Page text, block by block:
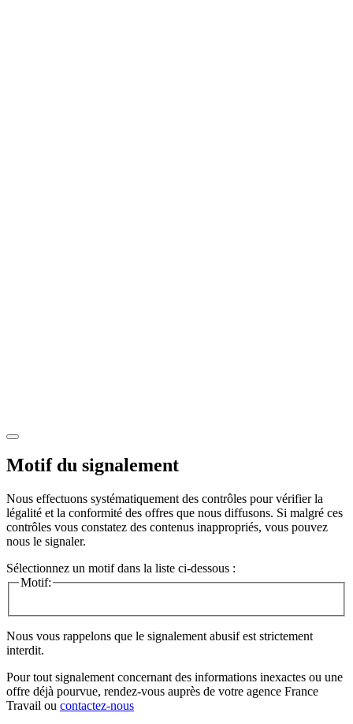
Motif du signalement
Nous effectuons systématiquement des contrôles pour vérifier la
légalité et la conformité des offres que nous diffusons. Si malgré ces
contrôles vous constatez des contenus inappropriés, vous pouvez
nous le signaler.
Sélectionnez un motif dans la liste ci-dessous :
Motif:
Nous vous rappelons que le signalement abusif est strictement
interdit.
Pour tout signalement concernant des informations inexactes ou une
offre déjà pourvue, rendez-vous auprès de votre agence France
Travail ou contactez-nous